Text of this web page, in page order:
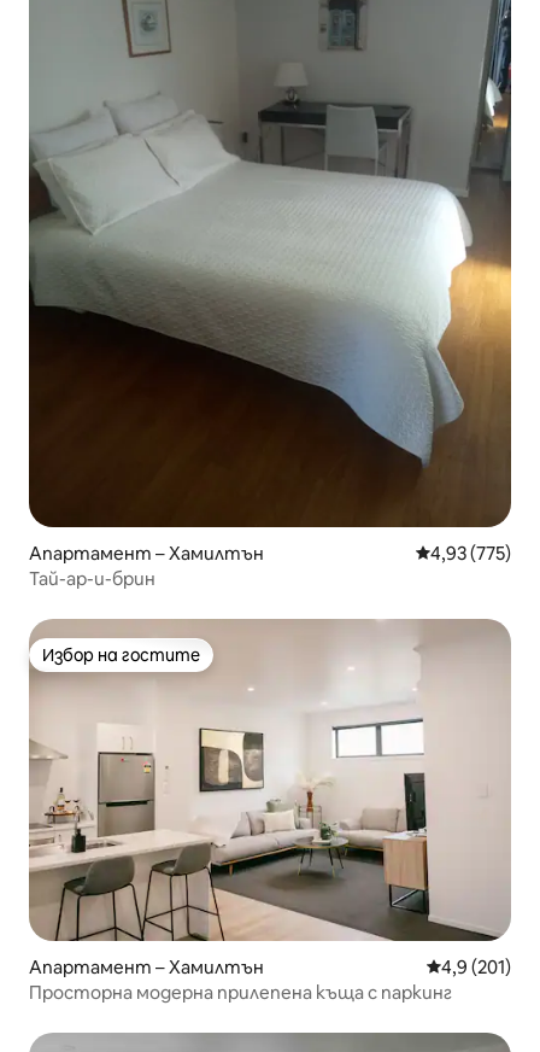
Апартамент – Хамилтън Средна
4,93 (775)
Тай-ар-и-брин
Избор на гостите
Избор на гостите
Апартамент – Хамилтън Средна
4,9 (201)
Просторна модерна прилепена къща с паркинг